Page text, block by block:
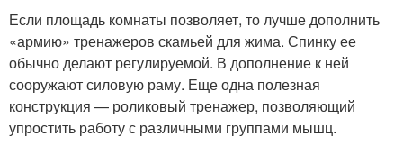
Если площадь комнаты позволяет, то лучше дополнить
«армию» тренажеров скамьей для жима. Спинку ее
обычно делают регулируемой. В дополнение к ней
сооружают силовую раму. Еще одна полезная
конструкция — роликовый тренажер, позволяющий
упростить работу с различными группами мышц.